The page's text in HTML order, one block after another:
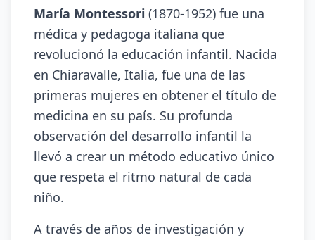
María Montessori (1870-1952) fue una
médica y pedagoga italiana que
revolucionó la educación infantil. Nacida
en Chiaravalle, Italia, fue una de las
primeras mujeres en obtener el título de
medicina en su país. Su profunda
observación del desarrollo infantil la
llevó a crear un método educativo único
que respeta el ritmo natural de cada
niño.
A través de años de investigación y